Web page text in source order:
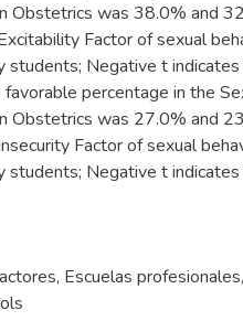
Obstetrics was 38.0% and
Factor of sexual
students; Negative t
percentage in the
Obstetrics was 27.0% and
Factor of sexual
students; Negative t
, Escuelas profesionales,